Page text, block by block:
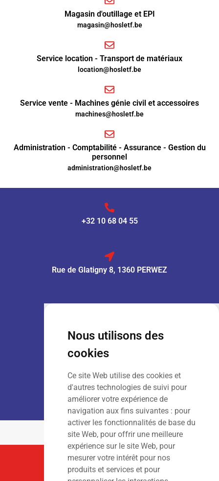
Nous utilisons des
cookies
Ce site Web utilise des cookies et
d'autres technologies de suivi pour
améliorer votre expérience de
navigation aux fins suivantes : pour
activer les fonctionnalités de base du
site Web, pour offrir une meilleure
expérience sur le site Web, pour
mesurer votre intérêt pour nos
produits et services et pour
Magasin d'outillage et EPI
magasin@hosletf.be
Service location - Transport de matériaux
location@hosletf.be
Service vente - Machines génie civil et accessoires
machines@hosletf.be
Administration - Comptabilité - Assurance - Gestion du
personnel
administration@hosletf.be
+32 10 68 04 55
Rue de Glatigny 8, 1360 PERWEZ
: 9h00 – 13h00
Dim: Fermé
LOCATION :
Lun – Ven: 7h00 – 18h00
Sam – Dim
: Fermé
Suivez-Nous